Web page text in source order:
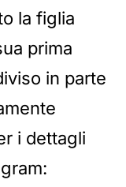
la figlia
prima
in parte
i dettagli